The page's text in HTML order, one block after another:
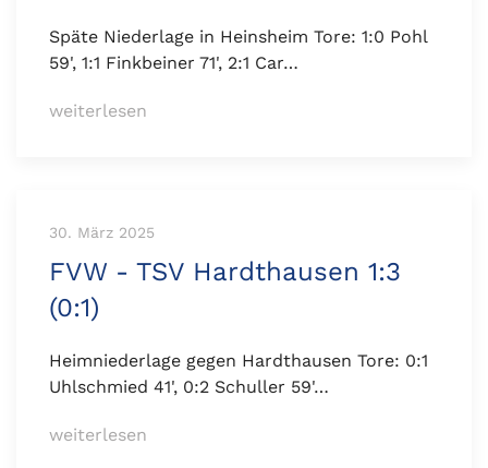
Späte Niederlage in Heinsheim Tore: 1:0 Pohl
59', 1:1 Finkbeiner 71', 2:1 Car…
weiterlesen
30. März 2025
FVW - TSV Hardthausen 1:3
(0:1)
Heimniederlage gegen Hardthausen Tore: 0:1
Uhlschmied 41', 0:2 Schuller 59'…
weiterlesen